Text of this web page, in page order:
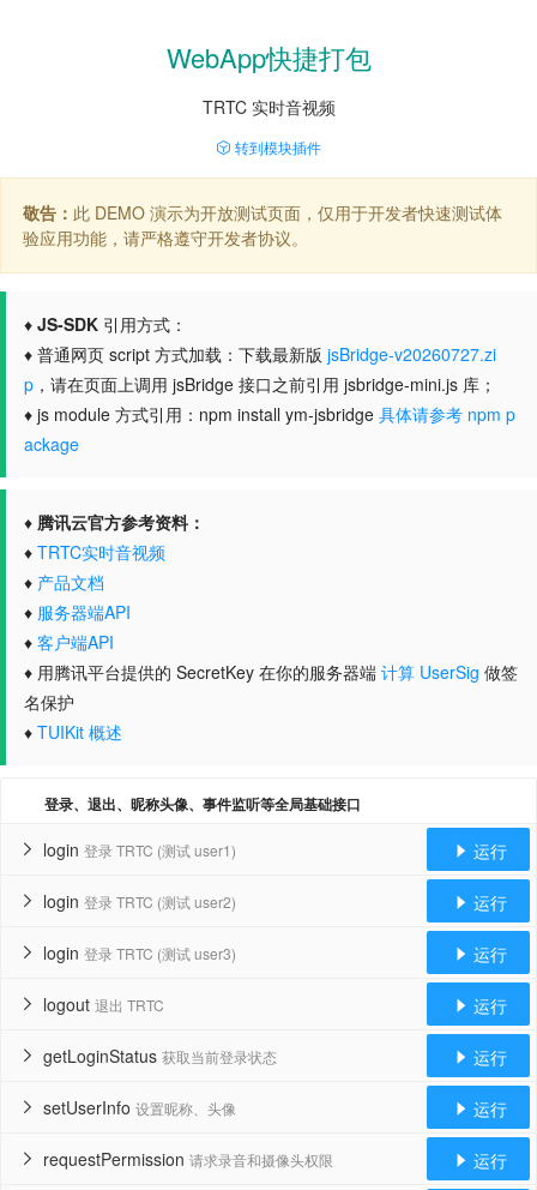
WebApp快捷打包
TRTC 实时音视频
转到模块插件
敬告： 此 DEMO 演示为开放测试页面，仅用于开发者快速测试体
验应用功能，请严格遵守开发者协议。
♦ JS-SDK 引用方式：
♦ 普通网页 script 方式加载：下载最新版 jsBridge-v20260727.zi
p ，请在页面上调用 jsBridge 接口之前引用 jsbridge-mini.js 库；
♦ js module 方式引用：npm install ym-jsbridge 具体请参考 npm p
ackage
♦ 腾讯云官方参考资料：
♦ TRTC实时音视频
♦ 产品文档
♦ 服务器端API
♦ 客户端API
♦ 用腾讯平台提供的 SecretKey 在你的服务器端 计算 UserSig 做签
名保护
♦ TUIKit 概述
登录、退出、昵称头像、事件监听等全局基础接口
login 登录 TRTC (测试 user1)
  运行
login 登录 TRTC (测试 user2)
  运行
login 登录 TRTC (测试 user3)
  运行
logout 退出 TRTC
  运行
getLoginStatus 获取当前登录状态
  运行
setUserInfo 设置昵称、头像
  运行
requestPermission 请求录音和摄像头权限
  运行